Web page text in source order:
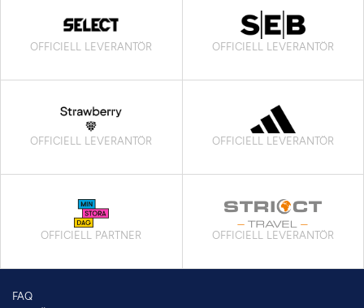
OFFICIELL LEVERANTÖR OFFICIELL LEVERANTÖR
OFFICIELL LEVERANTÖR OFFICIELL LEVERANTÖR
OFFICIELL PARTNER OFFICIELL LEVERANTÖR
FAQ